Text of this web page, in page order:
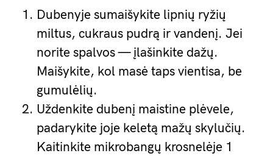
Dubenyje sumaišykite lipnių ryžių
miltus, cukraus pudrą ir vandenį. Jei
norite spalvos — įlašinkite dažų.
Maišykite, kol masė taps vientisa, be
gumulėlių.
Uždenkite dubenį maistine plėvele,
padarykite joje keletą mažų skylučių.
Kaitinkite mikrobangų krosnelėje 1